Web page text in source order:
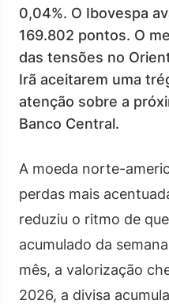
0,04%. O Ibovespa
169.802 pontos. O
das tensões no
Irã aceitarem uma
atenção sobre a
Banco Central.
A moeda norte-
perdas mais
reduziu o ritmo de
acumulado da
mês, a valorização
2026, a divisa